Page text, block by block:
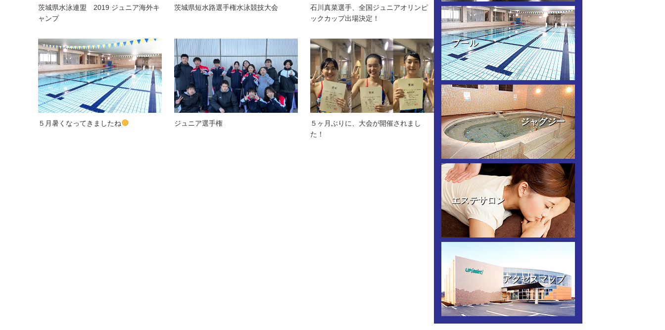
茨城県水泳連盟 2019 ジュニア海外キ
ャンプ
茨城県短水路選手権水泳競技大会
石川真菜選手、全国ジュニアオリンピ
ックカップ出場決定！
５月暑くなってきましたね ジュニア選手権
５ヶ月ぶりに、大会が開催されまし
た！
プール
ジャグジー
エステサロン
アクセスマップ